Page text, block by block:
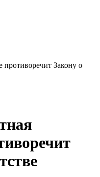
противоречит Закону о